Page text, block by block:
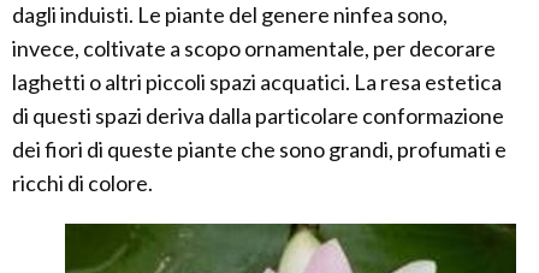
dagli induisti. Le piante del genere ninfea sono,
invece, coltivate a scopo ornamentale, per decorare
laghetti o altri piccoli spazi acquatici. La resa estetica
di questi spazi deriva dalla particolare conformazione
dei fiori di queste piante che sono grandi, profumati e
ricchi di colore.